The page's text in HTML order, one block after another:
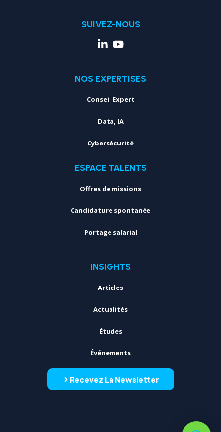
SUIVEZ-NOUS
NOS EXPERTISES
Conseil Expert
Data, IA
Cybersécurité
ESPACE TALENTS
Offres de missions
Candidature spontanée
Portage salarial
INSIGHTS
Articles
Actualités
Études
Événements
Recevez La Newsletter